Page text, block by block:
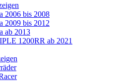
2006 bis 2008
2009 bis 2012
ab 2013
1200RR ab 2021